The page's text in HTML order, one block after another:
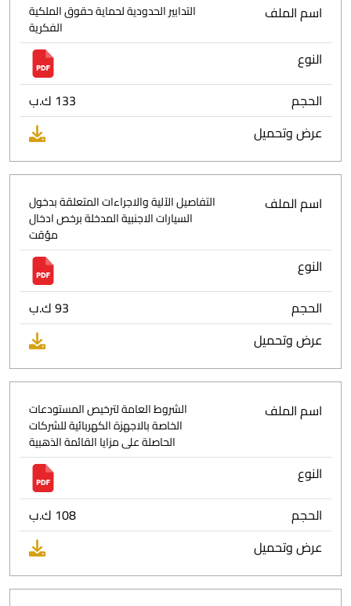
اسم الملف
التدابير الحدودية لحماية حقوق الملكية
الفكرية
النوع
الحجم
133 ك.ب
عرض وتحميل
اسم الملف
التفاصيل الآلية والاجراءات المتعلقة بدخول
السيارات الاجنبية المدخلة برخص ادخال
مؤقت
النوع
الحجم
93 ك.ب
عرض وتحميل
اسم الملف
الشروط العامة لترخيص المستودعات
الخاصة بالاجهزة الكهربائية للشركات
الحاصلة على مزايا القائمة الذهبية
النوع
الحجم
108 ك.ب
عرض وتحميل